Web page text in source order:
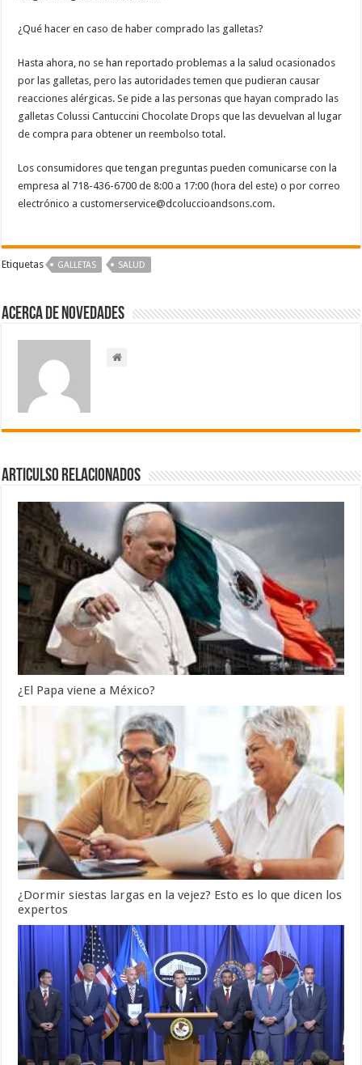
¿Qué hacer en caso de haber comprado las galletas?
Hasta ahora, no se han reportado problemas a la salud ocasionados
por las galletas, pero las autoridades temen que pudieran causar
reacciones alérgicas. Se pide a las personas que hayan comprado las
galletas Colussi Cantuccini Chocolate Drops que las devuelvan al lugar
de compra para obtener un reembolso total.
Los consumidores que tengan preguntas pueden comunicarse con la
empresa al 718-436-6700 de 8:00 a 17:00 (hora del este) o por correo
electrónico a customerservice@dcoluccioandsons.com.
Etiquetas GALLETAS SALUD
Acerca de NOVEDADES
Articulso Relacionados
¿El Papa viene a México?
¿Dormir siestas largas en la vejez? Esto es lo que dicen los
expertos